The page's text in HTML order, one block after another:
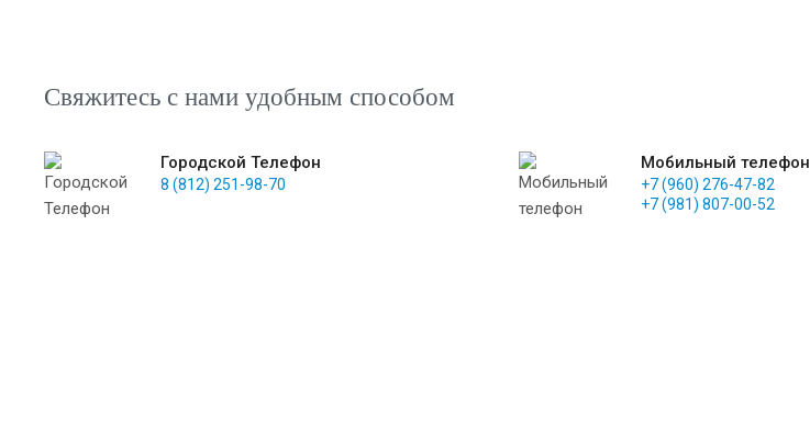
Свяжитесь с нами удобным способом
Городской Телефон
8 (812) 251-98-70
Мобильный телефон
+7 (960) 276-47-82
+7 (981) 807-00-52